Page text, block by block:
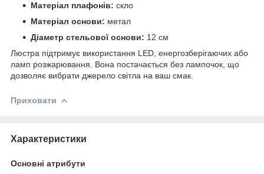
Матеріал плафонів: скло
Матеріал основи: метал
Діаметр стельової основи: 12 см
Люстра підтримує використання LED, енергозберігаючих або
ламп розжарювання. Вона постачається без лампочок, що
дозволяє вибрати джерело світла на ваш смак.
Приховати
Характеристики
Основні атрибути